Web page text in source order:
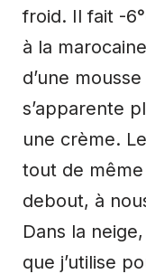
froid. Il fait -
à la
d’une
s’apparente
une crème.
tout de
debout, à
Dans la
que j’utilise